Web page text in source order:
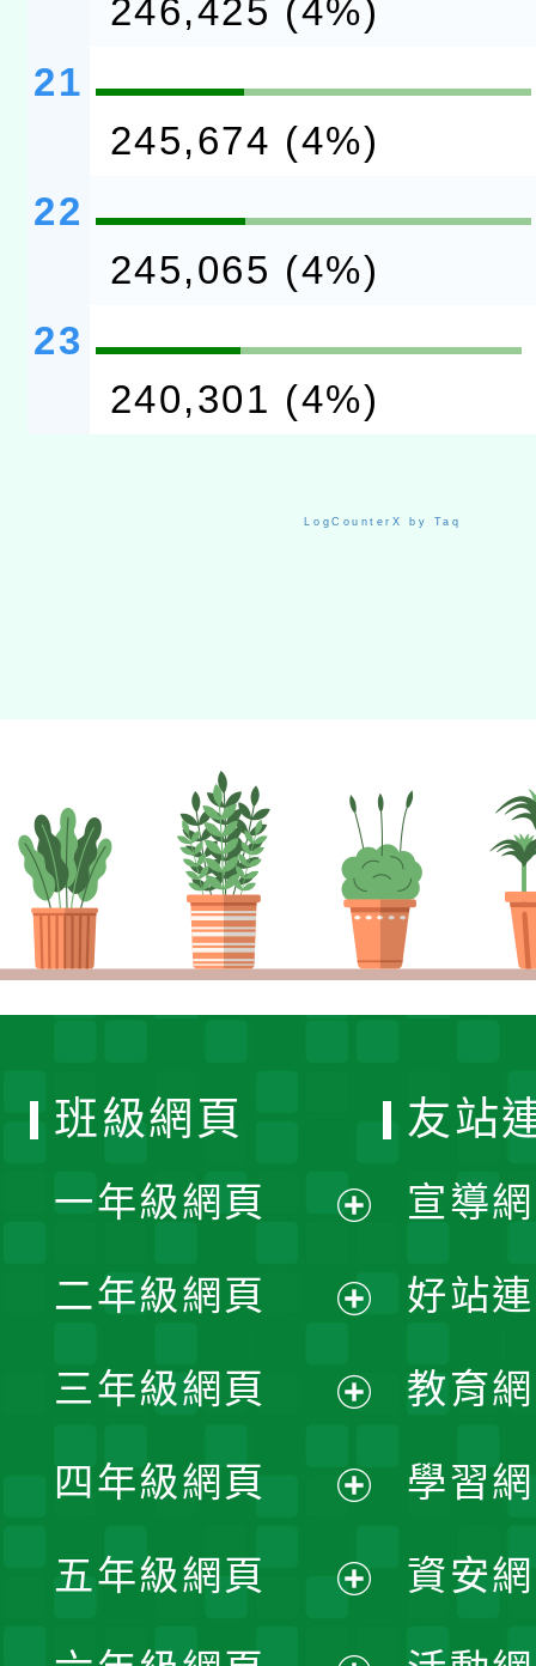
246,425 (4%)
21
245,674 (4%)
22
245,065 (4%)
23
240,301 (4%)
LogCounterX by Taq
班級網頁
一年級網頁
開
選
單
二年級網頁
開
選
單
三年級網頁
開
選
單
四年級網頁
開
五年級網頁
友站
宣導
好站
教育
學習
資安